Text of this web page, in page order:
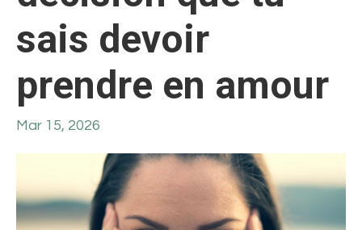
sais devoir
prendre en amour
Mar 15, 2026